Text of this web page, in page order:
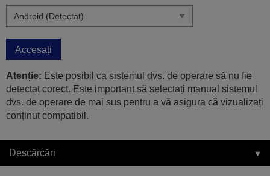
Accesați
Atenție: Este posibil ca sistemul dvs. de operare să nu fie
detectat corect. Este important să selectați manual sistemul
dvs. de operare de mai sus pentru a vă asigura că vizualizați
conținut compatibil.
Descărcări